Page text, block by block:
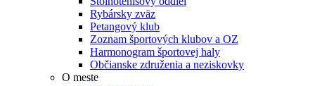
Rybársky zväz
Petangový klub
Zoznam športových klubov a OZ
Harmonogram športovej haly
Občianske združenia a neziskovky
O meste